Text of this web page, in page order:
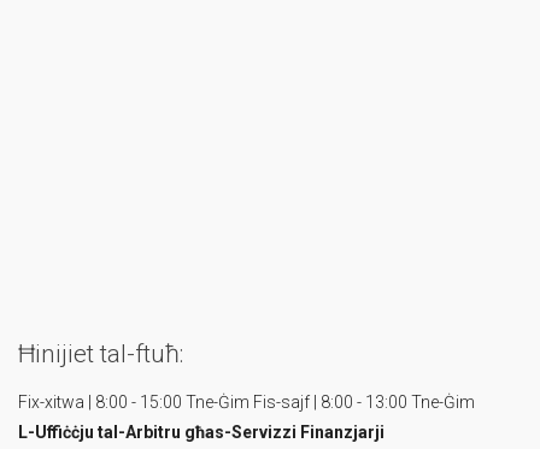
Ħinijiet tal-ftuħ:
Fix-xitwa | 8:00 - 15:00 Tne-Ġim Fis-sajf | 8:00 - 13:00 Tne-Ġim
L-Uffiċċju tal-Arbitru għas-Servizzi Finanzjarji